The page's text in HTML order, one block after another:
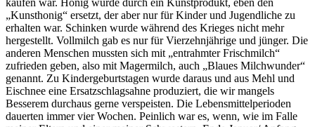
Kunsthonig
ersetzt, der aber nur für Kinder und Jugendliche zu
erhalten war. Schinken wurde während des Krieges nicht mehr
hergestellt. Vollmilch gab es nur für Vierzehnjährige und jünger. Die
anderen Menschen mussten sich mit
entrahmter Frischmilch
zufrieden geben, also mit Magermilch, auch
Blaues Milchwunder
genannt. Zu Kindergeburtstagen wurde daraus und aus Mehl und
Eischnee eine Ersatzschlagsahne produziert, die wir mangels
Besserem durchaus gerne verspeisten. Die Lebensmittelperioden
dauerten immer vier Wochen. Peinlich war es, wenn, wie im Falle